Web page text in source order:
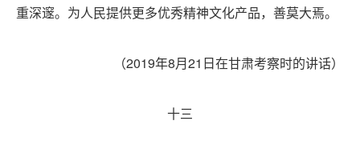
重深邃。为人民提供更多优秀精神文化产品，善莫大焉。
（2019年8月21日在甘肃考察时的讲话）
十三